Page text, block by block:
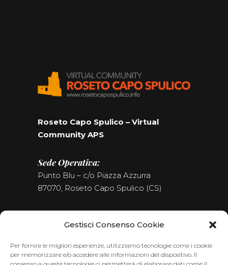
Gestisci Consenso Cookie
Per fornire le migliori esperienze, utilizziamo tecnologie come i cookie
per memorizzare e/o accedere alle informazioni del dispositivo. Il
Roseto Capo Spulico – Virtual
Community APS
Sede Operativa:
Punto Blu – c/o Piazza Azzurra
87070, Roseto Capo Spulico (CS)
Seguici sui Social